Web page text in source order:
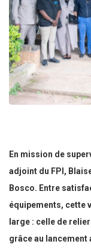
En mission de
adjoint du FPI,
Bosco. Entre
équipements, cette
large : celle de
grâce au lancement